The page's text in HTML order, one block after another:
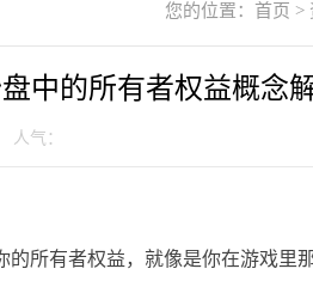
您的位置： 首页 >
中的所有者权益概念
人气：
所有者权益，就像是你在游戏里